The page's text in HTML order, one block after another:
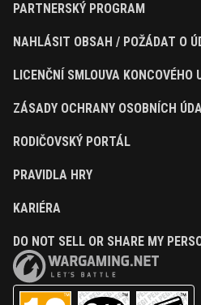
PARTNERSKÝ PROGRAM
NAHLÁSIT OBSAH / POŽÁDAT O
LICENČNÍ SMLOUVA KONCOVÉHO
ZÁSADY OCHRANY OSOBNÍCH
RODIČOVSKÝ PORTÁL
PRAVIDLA HRY
KARIÉRA
DO NOT SELL OR SHARE MY